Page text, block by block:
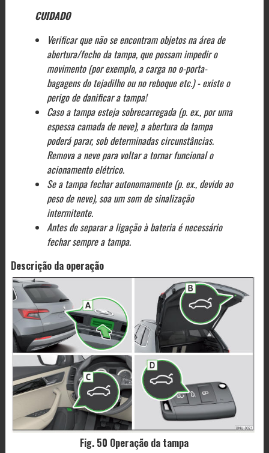
CUIDADO
Verificar que não se encontram objetos na área de
abertura/fecho da tampa, que possam impedir o
movimento (por exemplo, a carga no o-porta-
bagagens do tejadilho ou no reboque etc.) - existe o
perigo de danificar a tampa!
Caso a tampa esteja sobrecarregada (p. ex., por uma
espessa camada de neve), a abertura da tampa
poderá parar, sob determinadas circunstâncias.
Remova a neve para voltar a tornar funcional o
acionamento elétrico.
Se a tampa fechar autonomamente (p. ex., devido ao
peso de neve), soa um som de sinalização
intermitente.
Antes de separar a ligação à bateria é necessário
fechar sempre a tampa.
Descrição da operação
Fig. 50 Operação da tampa